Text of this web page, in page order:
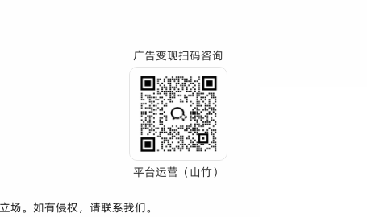
广告变现扫码咨询
平台运营（山竹）
。如有侵权，请联系我们。